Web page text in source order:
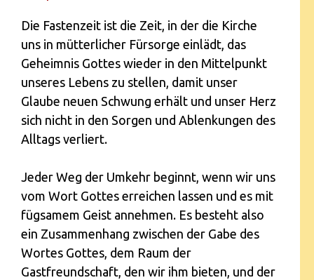
Die Fastenzeit ist die Zeit, in der die Kirche
uns in mütterlicher Fürsorge einlädt, das
Geheimnis Gottes wieder in den Mittelpunkt
unseres Lebens zu stellen, damit unser
Glaube neuen Schwung erhält und unser Herz
sich nicht in den Sorgen und Ablenkungen des
Alltags verliert.
Jeder Weg der Umkehr beginnt, wenn wir uns
vom Wort Gottes erreichen lassen und es mit
fügsamem Geist annehmen. Es besteht also
ein Zusammenhang zwischen der Gabe des
Wortes Gottes, dem Raum der
Gastfreundschaft, den wir ihm bieten, und der